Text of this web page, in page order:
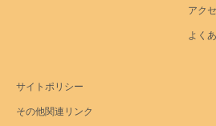
アク
よく
サイトポリシー
その他関連リンク